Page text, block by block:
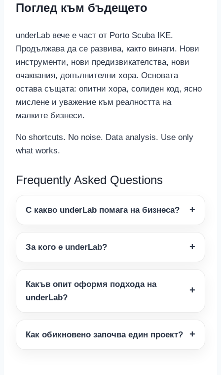
Поглед към бъдещето
underLab вече е част от Porto Scuba IKE.
Продължава да се развива, както винаги. Нови
инструменти, нови предизвикателства, нови
очаквания, допълнителни хора. Основата
остава същата: опитни хора, солиден код, ясно
мислене и уважение към реалността на
малките бизнеси.
No shortcuts. No noise. Data analysis. Use only
what works.
Frequently Asked Questions
С какво underLab помага на бизнеса?
За кого е underLab?
Какъв опит оформя подхода на
underLab?
Как обикновено започва един проект?